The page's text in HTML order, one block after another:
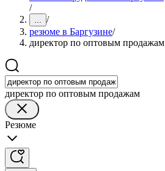
/
... /
резюме в Баргузине/
директор по оптовым продажам
директор по оптовым продажам
Резюме